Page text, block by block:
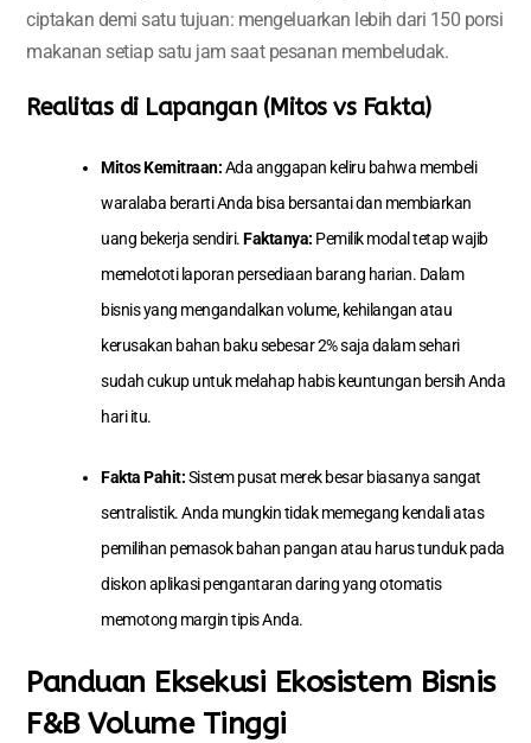
ciptakan demi satu tujuan: mengeluarkan lebih dari 150 porsi
makanan setiap satu jam saat pesanan membeludak.
Realitas di Lapangan (Mitos vs Fakta)
Mitos Kemitraan:Ada anggapan keliru bahwa membeli
waralaba berarti Anda bisa bersantai dan membiarkan
uang bekerja sendiri.Faktanya: Pemilik modal tetap wajib
memelototi laporan persediaan barang harian. Dalam
bisnis yang mengandalkan volume, kehilangan atau
kerusakan bahan baku sebesar 2% saja dalam sehari
sudah cukup untuk melahap habis keuntungan bersih Anda
hari itu.
Fakta Pahit:Sistem pusat merek besar biasanya sangat
sentralistik. Anda mungkin tidak memegang kendali atas
pemilihan pemasok bahan pangan atau harus tunduk pada
diskon aplikasi pengantaran daring yang otomatis
memotong margin tipis Anda.
Panduan Eksekusi Ekosistem Bisnis
F&B Volume Tinggi